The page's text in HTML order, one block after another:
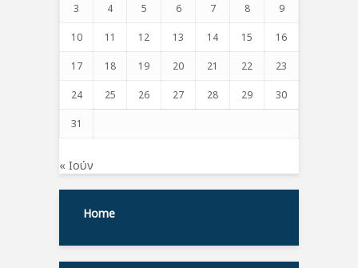
3 4 5 6 7 8 9
10 11 12 13 14 15 16
17 18 19 20 21 22 23
24 25 26 27 28 29 30
31
« Ιούν
Home